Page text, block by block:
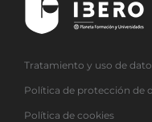
Tratamiento y uso de
Política de protección de
Política de cookies